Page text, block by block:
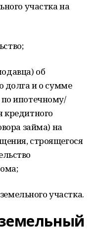
участка на
об
долга и о сумме
ипотечному/
кредитного
займа) на
строящегося
участка.